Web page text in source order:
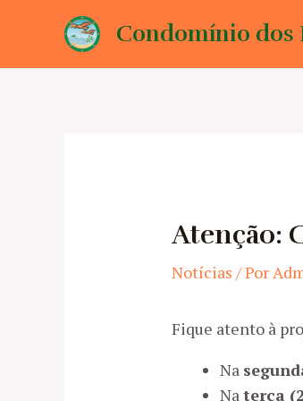
Condomínio dos
Atenção:
Notícias / Por
Fique atento à
Na
Naterça